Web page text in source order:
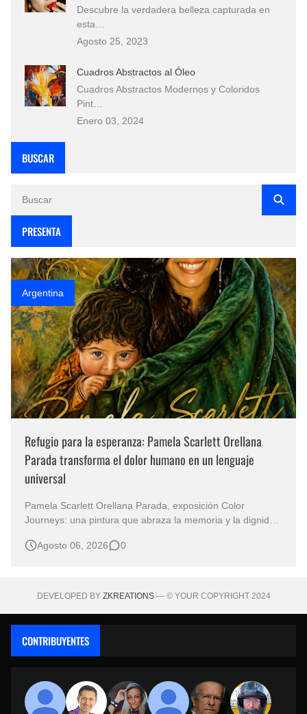
Descubre la verdadera belleza capturada en
esta…
Agosto 25, 2023
Cuadros Abstractos al Óleo
Cuadros Abstractos Modernos y Coloridos
Pint…
Enero 03, 2024
BUSCAR
PRESENTA
Argentina
Refugio para la esperanza: Pamela Scarlett Orellana
Parada transforma el dolor humano en un lenguaje
universal
Pamela Scarlett Orellana Parada, exposición Color
Journeys: una pintura que abraza la memoria y la dignidad
obras no necesitan levantar la voz para permanecer en la
Agosto 06, 2026 0
DEVELOPED BY ZKREATIONS— © YOUR COPYRIGHT 2024
CONTRIBUYENTES